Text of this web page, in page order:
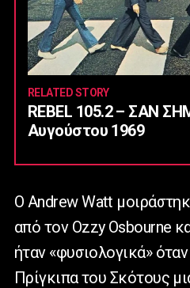
RELATED STORY
REBEL 105.2 – ΣΑΝ
Αυγούστου 1969
Ο AndrewWatt
από τον Ozzy Osbourne
ήταν «φυσιολογικά»
Πρίγκιπα του Σκότους